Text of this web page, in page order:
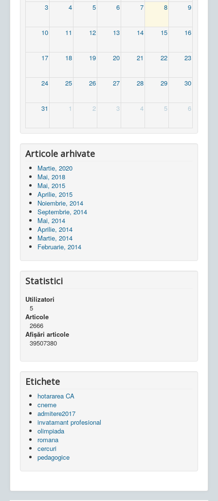
3 4 5 6 7 8 9
10 11 12 13 14 15 16
17 18 19 20 21 22 23
24 25 26 27 28 29 30
31 1 2 3 4 5 6
Articole arhivate
Martie, 2020
Mai, 2018
Mai, 2015
Aprilie, 2015
Noiembrie, 2014
Septembrie, 2014
Mai, 2014
Aprilie, 2014
Martie, 2014
Februarie, 2014
Statistici
Utilizatori
5
Articole
2666
Afișări articole
39507380
Etichete
hotararea CA
cneme
admitere2017
invatamant profesional
olimpiada
romana
cercuri
pedagogice